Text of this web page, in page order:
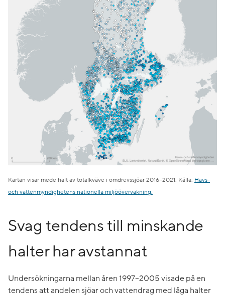
Kartan visar medelhalt av totalkväve i omdrevssjöar 2016–2021. Källa: Havs-
och vattenmyndighetens nationella miljöövervakning.
Svag tendens till minskande
halter har avstannat
Undersökningarna mellan åren 1997–2005 visade på en
tendens att andelen sjöar och vattendrag med låga halter